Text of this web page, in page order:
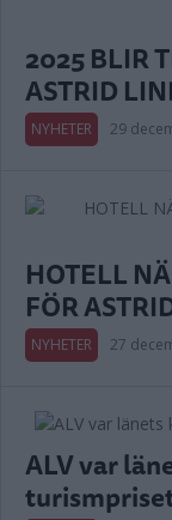
2025 BLIR
ASTRID
NYHETER 29
HOTELL
FÖR
NYHETER 27
ALV var